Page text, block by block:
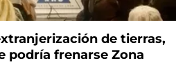
de tierras,
podría frenarse Zona